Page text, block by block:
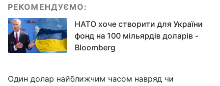
РЕКОМЕНДУЄМО:
НАТО хоче створити для України
фонд на 100 мільярдів доларів -
Bloomberg
Один долар найближчим часом навряд чи